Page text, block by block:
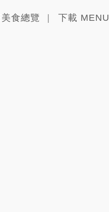
美食總覽 下載 MENU